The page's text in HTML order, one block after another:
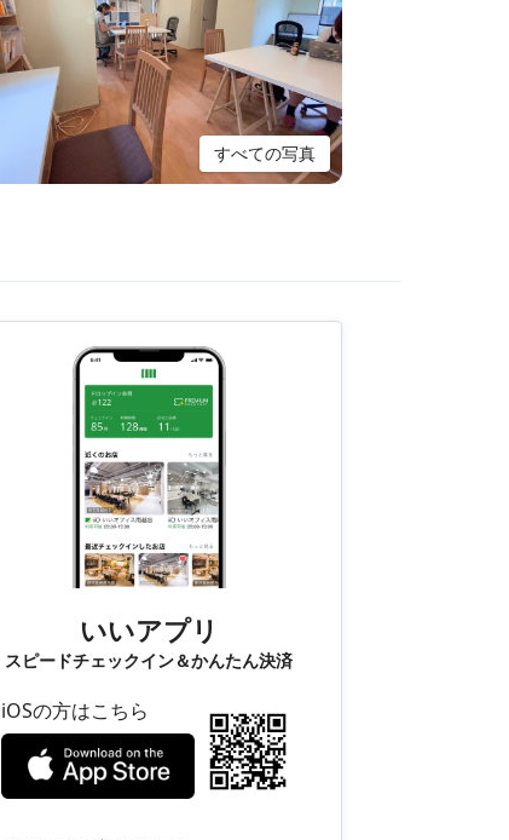
すべての写真
いいアプリ
スピードチェックイン＆かんたん決済
iOSの方はこちら